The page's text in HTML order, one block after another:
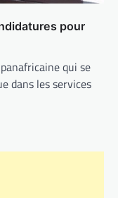
pour
qui se
dans les services